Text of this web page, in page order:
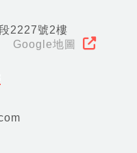
2227號2樓
Google地圖